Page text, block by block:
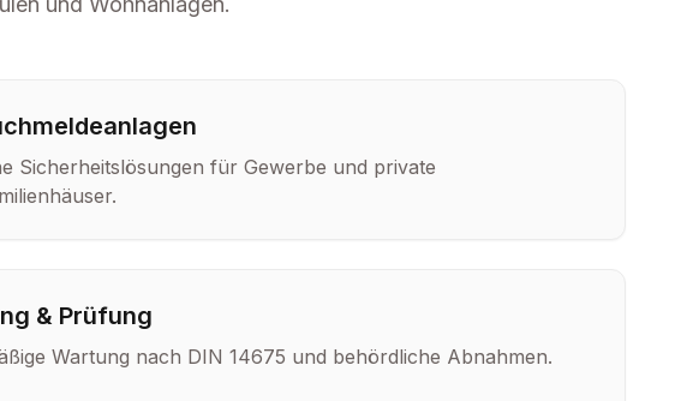
Sicherheitslösungen für Gewerbe und private
& Prüfung
Wartung nach DIN 14675 und behördliche Abnahmen.